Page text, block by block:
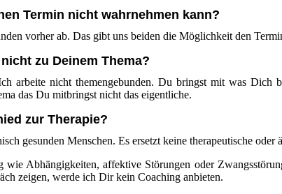
Termin nicht wahrnehmen kann?
vorher ab. Das gibt uns beiden die Möglichkeit den
zu Deinem Thema?
arbeite nicht themengebunden. Du bringst mit was Dich
das Du mitbringst nicht das eigentliche.
zur Therapie?
gesunden Menschen. Es ersetzt keine therapeutische oder
wie Abhängigkeiten, affektive Störungen oder
zeigen, werde ich Dir kein Coaching anbieten.